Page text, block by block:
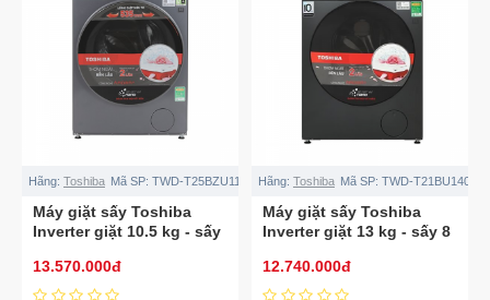
Hãng: Toshiba Mã SP: TWD-T25BZU115MWV(MG)
Máy giặt sấy Toshiba
Inverter giặt 10.5 kg - sấy
T25BZU115MWV(MG)
13.570.000đ
Hãng: Toshiba Mã SP: TWD-
Máy giặt sấy Toshiba
Inverter giặt 13 kg - sấy 8
T21BU140UWV(MG)
12.740.000đ